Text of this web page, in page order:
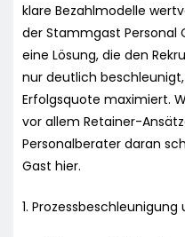
klare Bezahlmodelle
der Stammgast Personal
eine Lösung, die den
nur deutlich
Erfolgsquote maximiert.
vor allem Retainer-
Personalberater daran
Gast hier.
1.